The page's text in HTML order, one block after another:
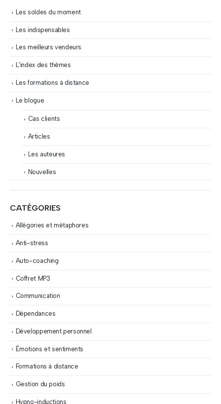
Les soldes du moment
Les indispensables
Les meilleurs vendeurs
L’index des thèmes
Les formations à distance
Le blogue
Cas clients
Articles
Les auteures
Nouvelles
CATÉGORIES
Allégories et métaphores
Anti-stress
Auto-coaching
Coffret MP3
Communication
Dépendances
Développement personnel
Émotions et sentiments
Formations à distance
Gestion du poids
Hypno-inductions